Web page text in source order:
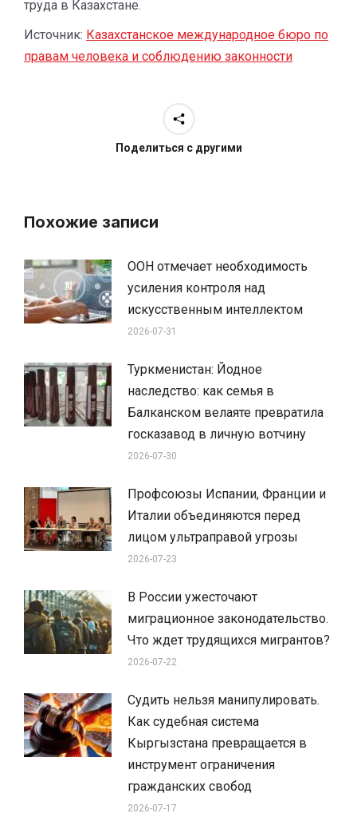
труда в Казахстане.
Источник: Казахстанское международное бюро по
правам человека и соблюдению законности
Поделиться с другими
Похожие записи
ООН отмечает необходимость
усиления контроля над
искусственным интеллектом
2026-07-31
Туркменистан: Йодное
наследство: как семья в
Балканском велаяте превратила
госказавод в личную вотчину
2026-07-30
Профсоюзы Испании, Франции и
Италии объединяются перед
лицом ультраправой угрозы
2026-07-23
В России ужесточают
миграционное законодательство.
Что ждет трудящихся мигрантов?
2026-07-22
Судить нельзя манипулировать.
Как судебная система
Кыргызстана превращается в
инструмент ограничения
гражданских свобод
2026-07-17